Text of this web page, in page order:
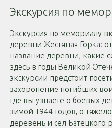
Экскурсия по
Экскурсия по мемориалу
деревни Жестяная Горка:
название деревни, какие
здесь в годы Великой
экскурсии предстоит
захоронение погибших
где вы узнаете о боевых
зимой 1944 годов, о
деревень и сел Батецкого